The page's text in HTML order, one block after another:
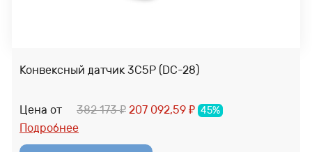
Конвексный датчик 3C5P (DC-28)
Цена от 382 173₽ 207 092,59 ₽ 45%
Подробнее